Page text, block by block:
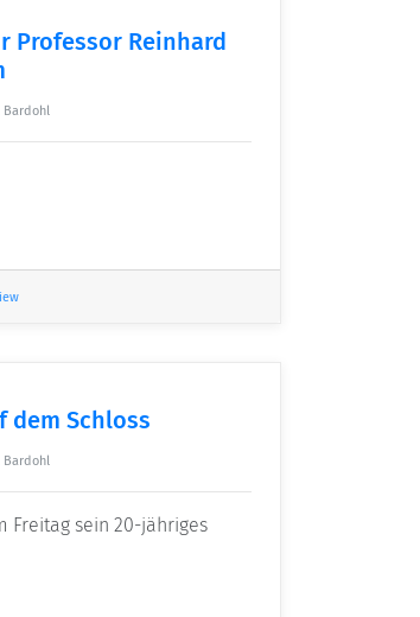
Professor Reinhard
Bardohl
dem Schloss
Bardohl
Freitag sein 20-jähriges